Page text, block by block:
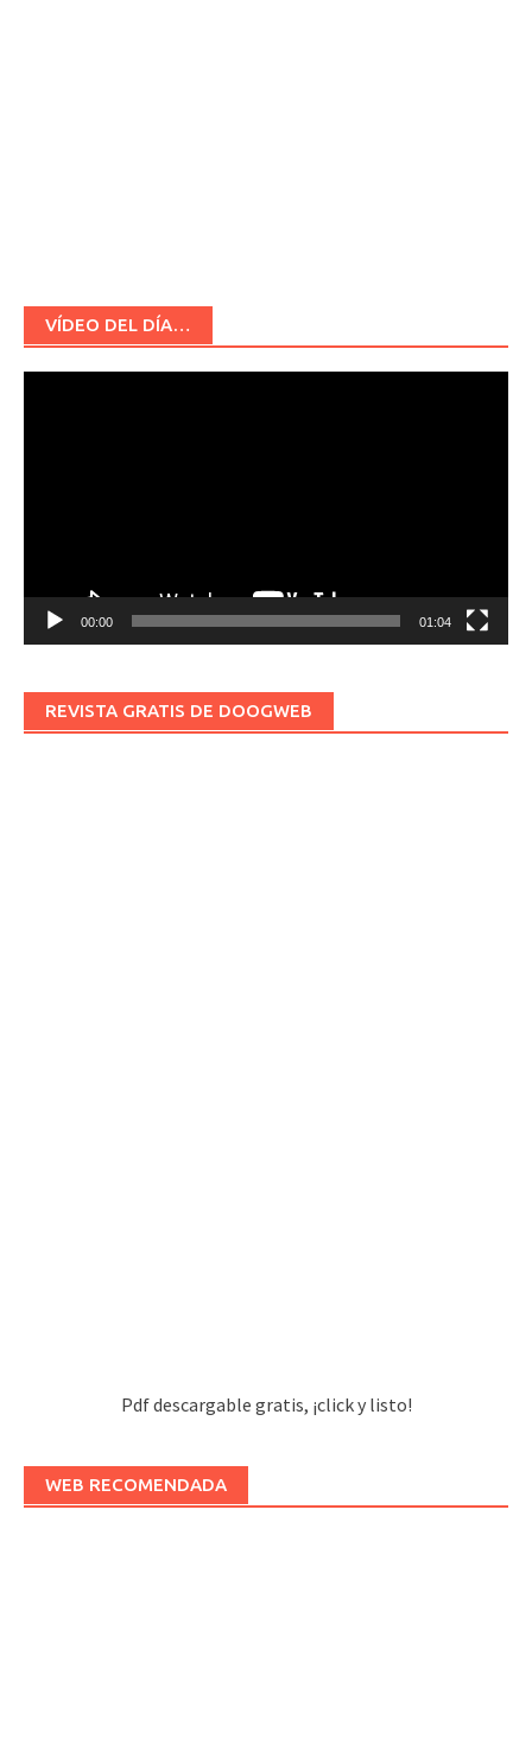
VÍDEO DEL DÍA…
00:00 01:04
REVISTA GRATIS DE DOOGWEB
Pdf descargable gratis, ¡click y listo!
WEB RECOMENDADA